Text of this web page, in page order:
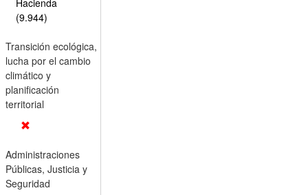
Hacienda
(9.944)
Transición ecológica,
lucha por el cambio
climático y
planificación
territorial
Administraciones
Públicas, Justicia y
Seguridad